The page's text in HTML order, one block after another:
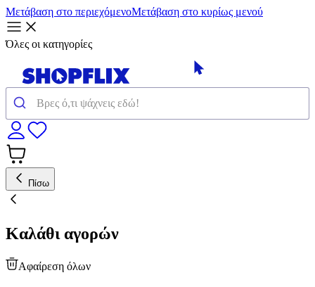
Μετάβαση στο περιεχόμενοΜετάβαση στο κυρίως μενού
Όλες οι κατηγορίες
Πίσω
Καλάθι αγορών
Αφαίρεση όλων